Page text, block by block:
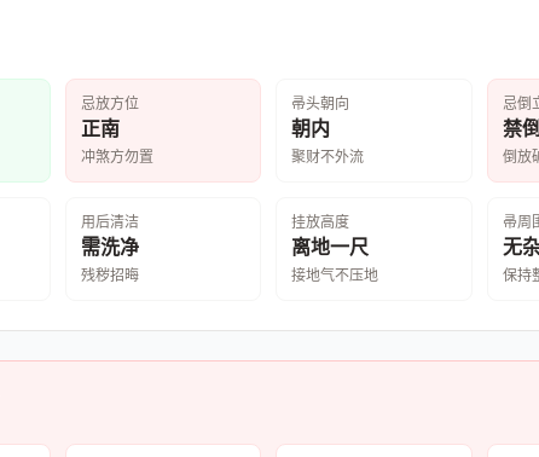
忌放方位
正南
冲煞方勿置
帚头朝向
朝内
聚财不外流
忌倒
禁
倒放
用后清洁
需洗净
残秽招晦
挂放高度
离地一尺
接地气不压地
帚周
无
保持